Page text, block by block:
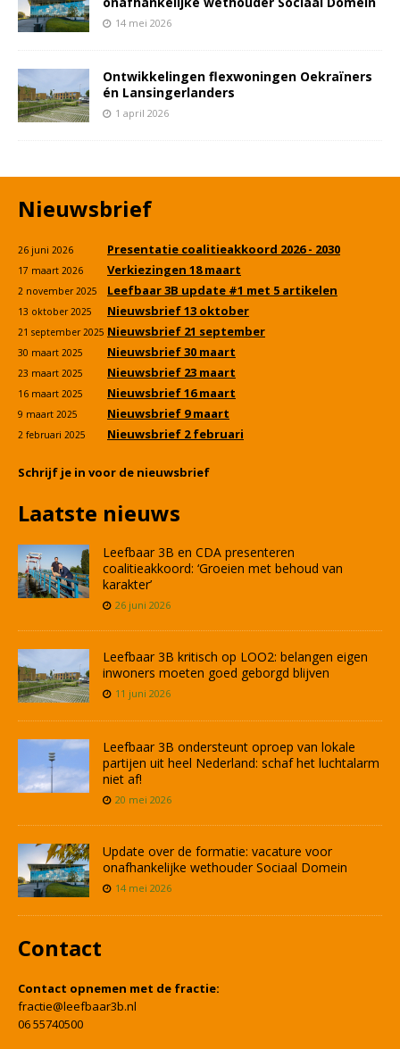
14 mei 2026
Ontwikkelingen flexwoningen Oekraïners
én Lansingerlanders
1 april 2026
Nieuwsbrief
26 juni 2026 Presentatie coalitieakkoord 2026 - 2030
17 maart 2026 Verkiezingen 18 maart
2 november 2025 Leefbaar 3B update #1 met 5 artikelen
13 oktober 2025 Nieuwsbrief 13 oktober
21 september 2025 Nieuwsbrief 21 september
30 maart 2025 Nieuwsbrief 30 maart
23 maart 2025 Nieuwsbrief 23 maart
16 maart 2025 Nieuwsbrief 16 maart
9 maart 2025 Nieuwsbrief 9 maart
2 februari 2025 Nieuwsbrief 2 februari
Schrijf je in voor de nieuwsbrief
Laatste nieuws
Leefbaar 3B en CDA presenteren
coalitieakkoord: ‘Groeien met behoud van
karakter’
26 juni 2026
Leefbaar 3B kritisch op LOO2: belangen eigen
inwoners moeten goed geborgd blijven
11 juni 2026
Leefbaar 3B ondersteunt oproep van lokale
partijen uit heel Nederland: schaf het luchtalarm
niet af!
20 mei 2026
Update over de formatie: vacature voor
onafhankelijke wethouder Sociaal Domein
14 mei 2026
Contact
Contact opnemen met de fractie:
fractie@leefbaar3b.nl
06 55740500